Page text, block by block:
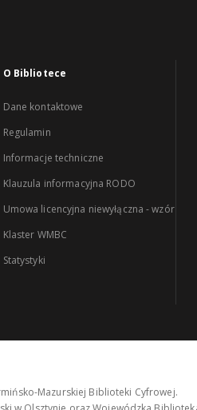
O Bibliotece
Dane kontaktowe
Regulamin
Informacje techniczne
Klauzula informacyjna RODO
Umowa licencyjna niewyłączna - wzór
Klaster WMBC
Statystyki
Mazurskiej Biblioteki Cyfrowej.